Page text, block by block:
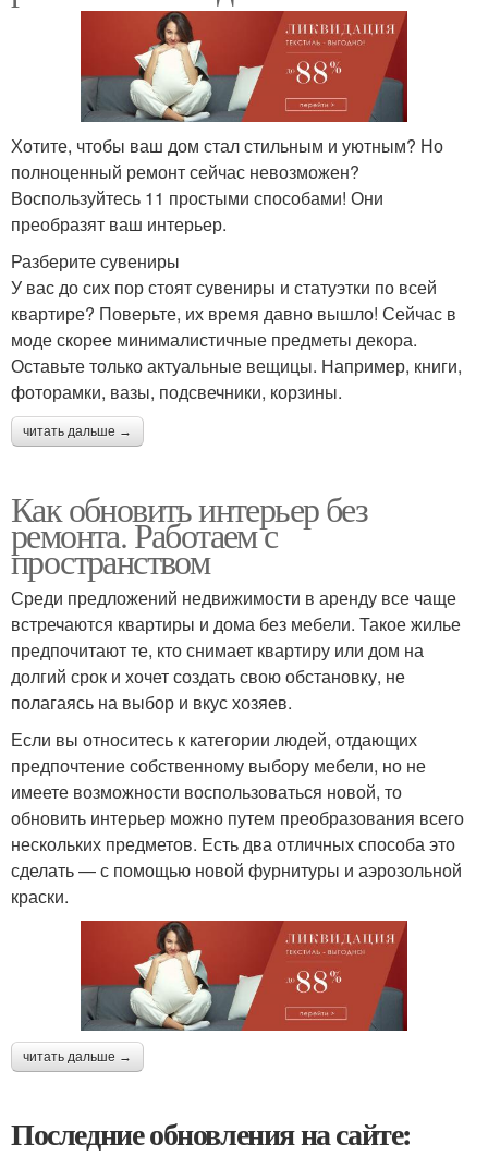
Хотите, чтобы ваш дом стал стильным и уютным? Но
полноценный ремонт сейчас невозможен?
Воспользуйтесь 11 простыми способами! Они
преобразят ваш интерьер.
Разберите сувениры
У вас до сих пор стоят сувениры и статуэтки по всей
квартире? Поверьте, их время давно вышло! Сейчас в
моде скорее минималистичные предметы декора.
Оставьте только актуальные вещицы. Например, книги,
фоторамки, вазы, подсвечники, корзины.
читать дальше →
Как обновить интерьер без
ремонта. Работаем с
пространством
Среди предложений недвижимости в аренду все чаще
встречаются квартиры и дома без мебели. Такое жилье
предпочитают те, кто снимает квартиру или дом на
долгий срок и хочет создать свою обстановку, не
полагаясь на выбор и вкус хозяев.
Если вы относитесь к категории людей, отдающих
предпочтение собственному выбору мебели, но не
имеете возможности воспользоваться новой, то
обновить интерьер можно путем преобразования всего
нескольких предметов. Есть два отличных способа это
сделать — с помощью новой фурнитуры и аэрозольной
краски.
читать дальше →
Последние обновления на сайте: